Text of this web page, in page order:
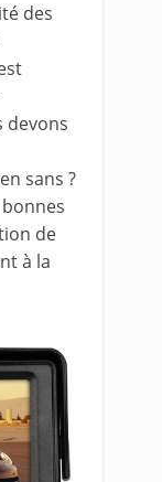
des
devons
sans ?
de
à la